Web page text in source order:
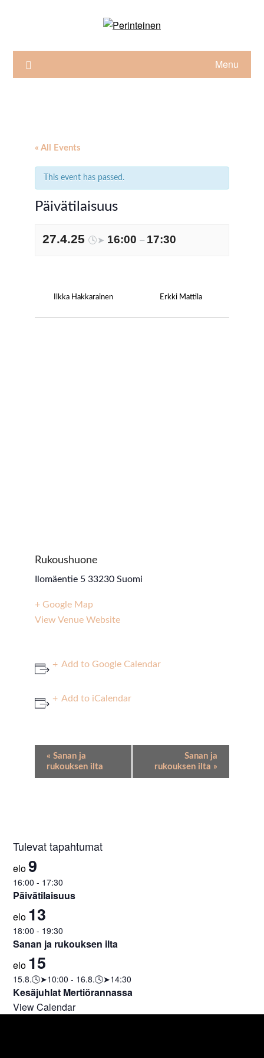
Menu
« All Events
This event has passed.
Päivätilaisuus
27.4.25 🕓➤ 16:00 – 17:30
Ilkka Hakkarainen Erkki Mattila
Rukoushuone
Ilomäentie 5 33230 Suomi
+ Google Map
View Venue Website
Add to Google Calendar
Add to iCalendar
Event
Navigation
« Sanan ja
rukouksen ilta
Sanan ja
rukouksen ilta »
Tulevat tapahtumat
elo9
16:00 - 17:30
Päivätilaisuus
elo 13
18:00 - 19:30
Sanan ja rukouksen ilta
elo 15
15.8.🕓➤10:00 - 16.8.🕓➤14:30
Kesäjuhlat Mertiörannassa
View Calendar